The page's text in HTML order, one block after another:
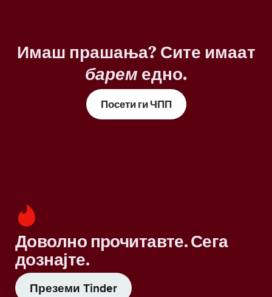
Имаш прашања? Сите имаат
барем едно.
Посети ги ЧПП
Доволно прочитавте. Сега
дознајте.
Преземи Tinder